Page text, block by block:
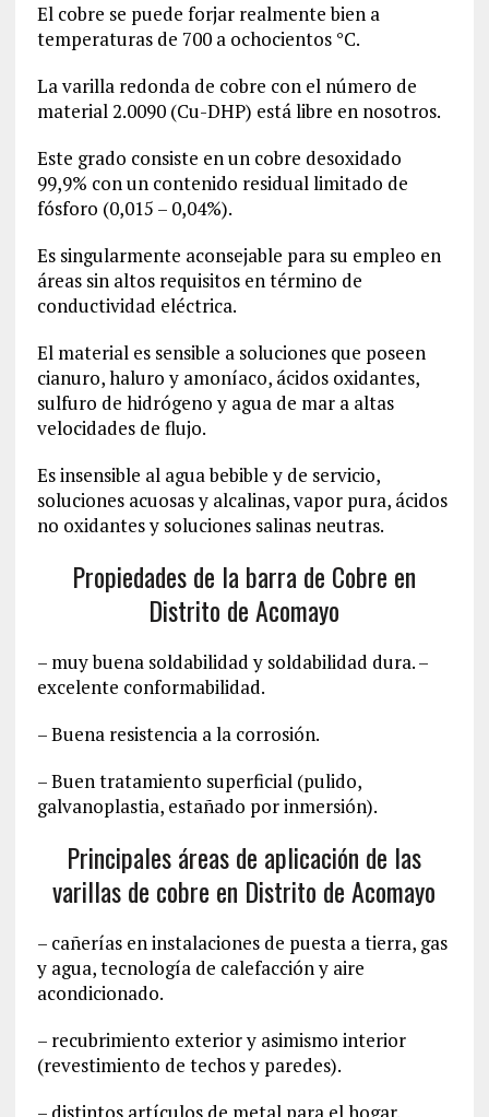
El cobre se puede forjar realmente bien a
temperaturas de 700 a ochocientos °C.
La varilla redonda de cobre con el número de
material2.0090(Cu-DHP) está libre en nosotros.
Este grado consiste en un cobre desoxidado
99,9% con un contenido residual limitado de
fósforo (0,015 – 0,04%).
Es singularmente aconsejable para su empleo en
áreas sin altos requisitos en término de
conductividad eléctrica.
El material es sensible a soluciones que poseen
cianuro, haluro y amoníaco, ácidos oxidantes,
sulfuro de hidrógeno y agua de mar a altas
velocidades de flujo.
Es insensible al agua bebible y de servicio,
soluciones acuosas y alcalinas, vapor pura, ácidos
no oxidantes y soluciones salinas neutras.
Propiedades de la barra de Cobre en
Distrito de Acomayo‎
– muy buena soldabilidad y soldabilidad dura. –
excelente conformabilidad.
– Buena resistencia a la corrosión.
– Buen tratamiento superficial (pulido,
galvanoplastia, estañado por inmersión).
Principales áreas de aplicación de las
varillas de cobre en Distrito de Acomayo‎
– cañerías en instalaciones de puesta a tierra, gas
y agua, tecnología de calefacción y aire
acondicionado.
– recubrimiento exterior y asimismo interior
(revestimiento de techos y paredes).